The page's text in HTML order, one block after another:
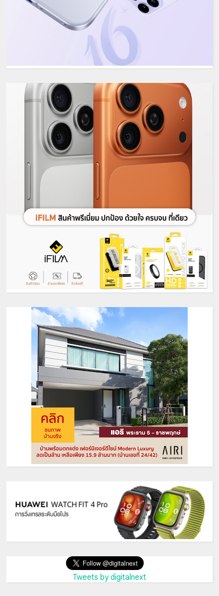
Tweets by digitalnext